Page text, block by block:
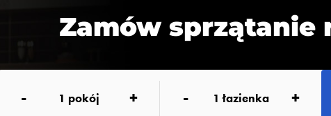
Zamów sprzątanie
- 1 pokój + - 1 łazienka +